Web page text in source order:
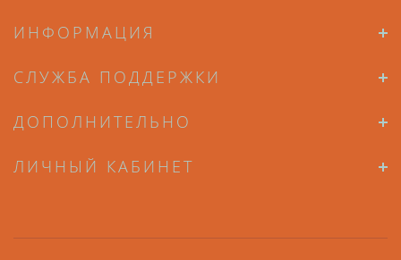
ИНФОРМАЦИЯ
СЛУЖБА ПОДДЕРЖКИ
ДОПОЛНИТЕЛЬНО
ЛИЧНЫЙ КАБИНЕТ